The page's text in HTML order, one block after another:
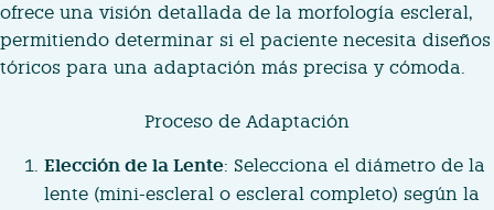
ofrece una visión detallada de la morfología escleral,
permitiendo determinar si el paciente necesita diseños
tóricos para una adaptación más precisa y cómoda.
Proceso de Adaptación
Elección de la Lente: Selecciona el diámetro de la
lente (mini-escleral o escleral completo) según la